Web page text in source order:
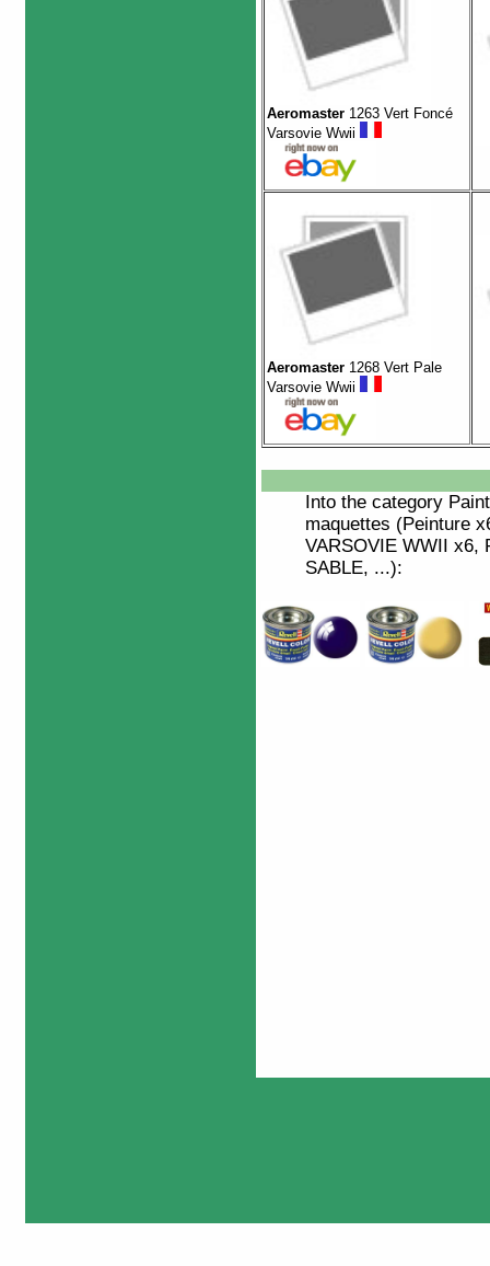
Aeromaster1263 Vert Foncé
Varsovie Wwii
Aeromaster1268 Vert Pale
Varsovie Wwii
Into the category Paint
maquettes (Peinture
VARSOVIE WWII x6,
SABLE, ...):